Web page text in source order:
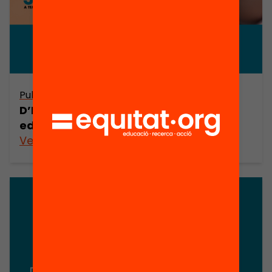
Publicació
D’Illes a nodes. Repensem els centres
educatius, en clau 360
Veure’n més